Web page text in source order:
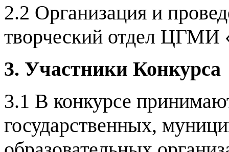
2.2 Организация и
творческий отдел ЦГМИ
3. Участники Конкурса
3.1 В конкурсе
государственных,